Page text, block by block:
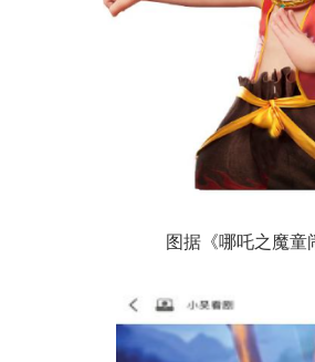
图据《哪吒之魔童